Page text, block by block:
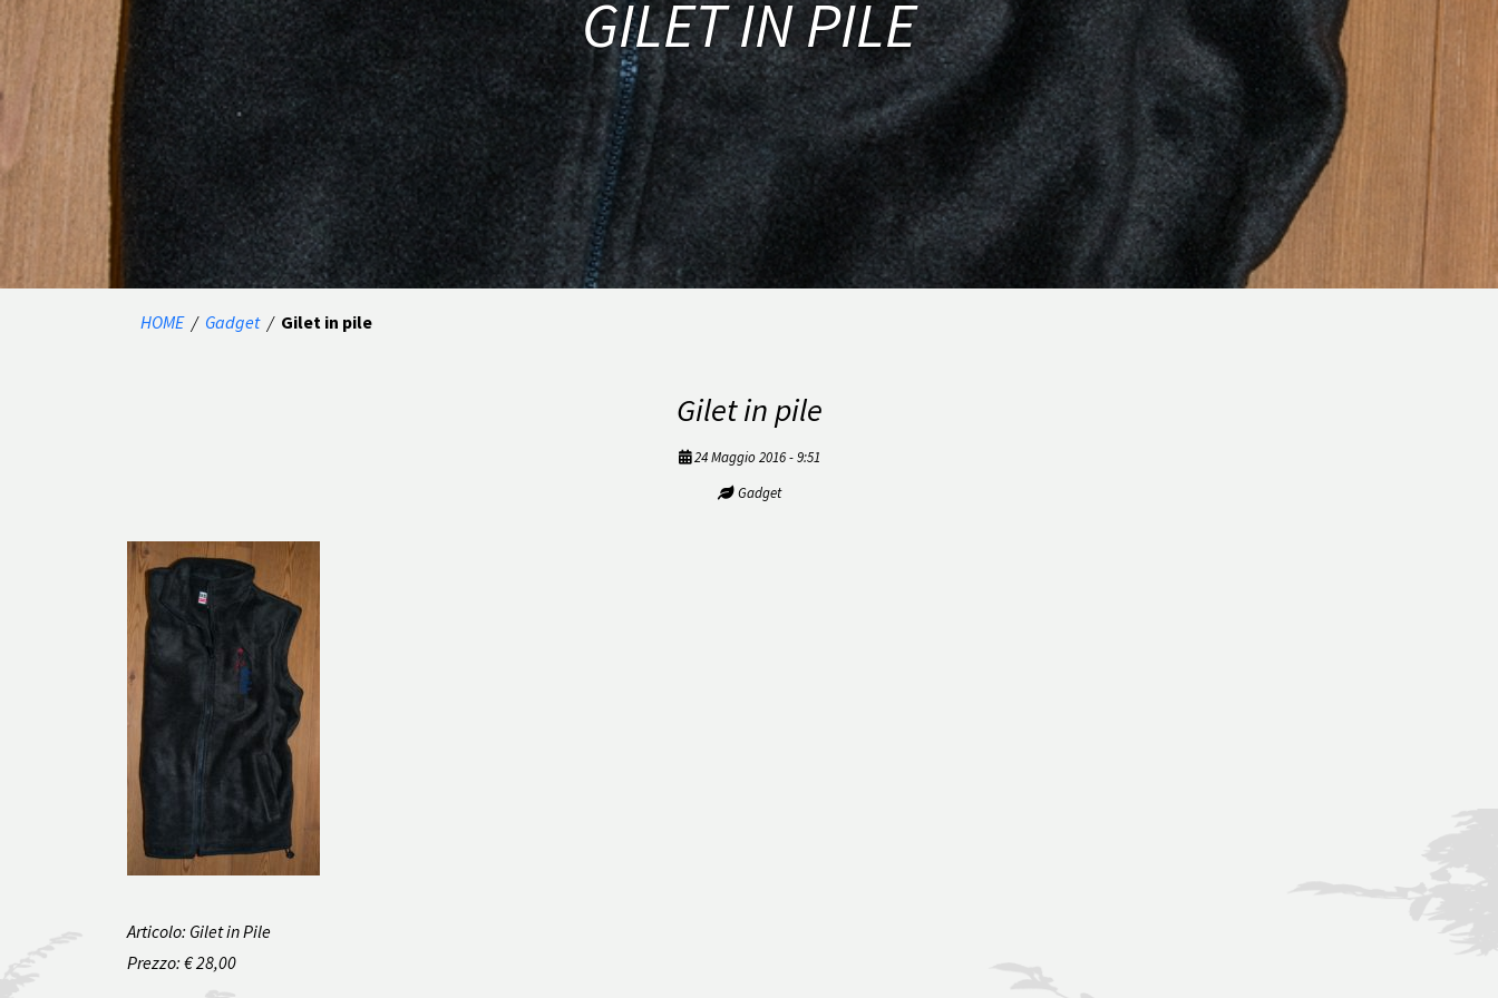
GILET IN PILE
HOME / Gadget / Gilet in pile
Gilet in pile
24 Maggio 2016 - 9:51
Gadget
Articolo: Gilet in Pile
Prezzo: € 28,00